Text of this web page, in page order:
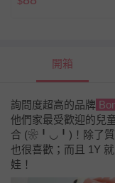
開箱
詢問度超高的品牌
他們家最受歡迎的兒
合 (❀╹◡╹)！除了質
也很喜歡；而且 1Y
娃！